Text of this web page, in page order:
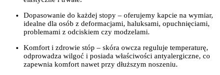
Dopasowanie do każdej stopy – oferujemy kapcie na wymiar,
idealne dla osób z deformacjami, haluksami, opuchnięciami,
problemami z odciskiem czy modzelami.
Komfort i zdrowie stóp – skóra owcza reguluje temperaturę,
odprowadza wilgoć i posiada właściwości antyalergiczne, co
zapewnia komfort nawet przy dłuższym noszeniu.